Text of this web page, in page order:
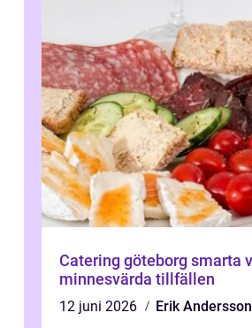
Catering göteborg smarta val för
minnesvärda tillfällen
12 juni 2026
Erik Andersson